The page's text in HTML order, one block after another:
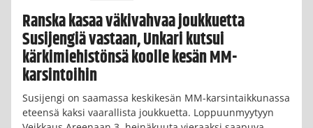
Ranska kasaa väkivahvaa joukkuetta
Susijengiä vastaan, Unkari kutsui
kärkimiehistönsä koolle kesän MM-
karsintoihin
Susijengi on saamassa keskikesän MM-karsintaikkunassa
eteensä kaksi vaarallista joukkuetta. Loppuunmyytyyn